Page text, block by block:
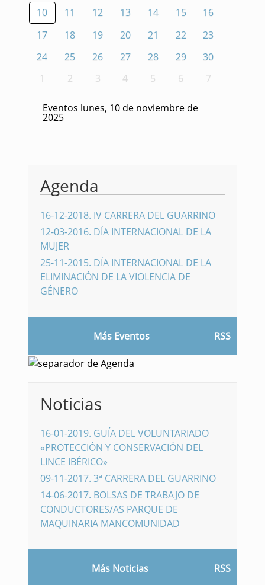
10
11 12 13 14 15
16
17
18 19 20 21 22
23
24
25 26 27 28 29
30
1
2 3 4 5 6 7
Eventos lunes, 10 de noviembre de
2025
Agenda
16-12-2018. IV CARRERA DEL GUARRINO
12-03-2016. DÍA INTERNACIONAL DE LA
MUJER
25-11-2015. DÍA INTERNACIONAL DE LA
ELIMINACIÓN DE LA VIOLENCIA DE
GÉNERO
Más Eventos RSS
Noticias
16-01-2019. GUÍA DEL VOLUNTARIADO
«PROTECCIÓN Y CONSERVACIÓN DEL
LINCE IBÉRICO»
09-11-2017. 3ª CARRERA DEL GUARRINO
14-06-2017. BOLSAS DE TRABAJO DE
CONDUCTORES/AS PARQUE DE
MAQUINARIA MANCOMUNIDAD
Más Noticias RSS